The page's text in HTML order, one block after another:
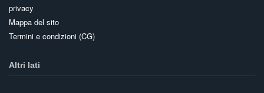
privacy
Mappa del sito
Termini e condizioni (CG)
Altri lati